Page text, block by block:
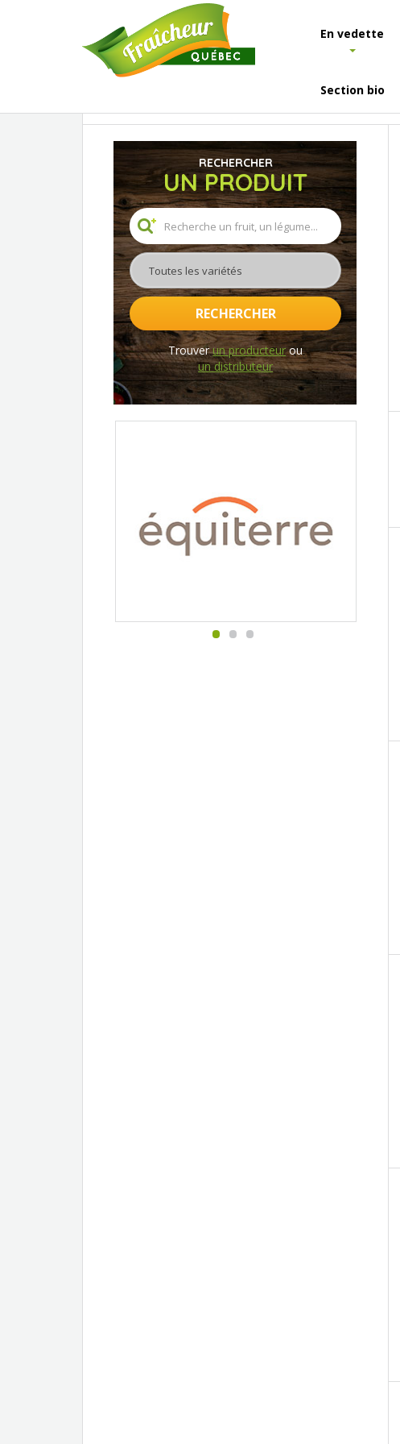
En vedette
Section bio
RECHERCHER
UN PRODUIT
Toutes les variétés
RECHERCHER
Trouverun producteurou
un distributeur